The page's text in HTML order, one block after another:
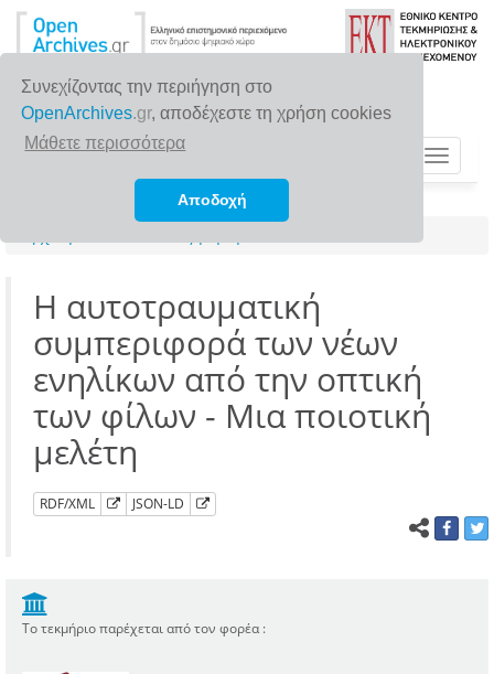
Συνεχίζοντας την περιήγηση στο
OpenArchives.gr, αποδέχεστε τη χρήση cookies
Μάθετε περισσότερα
Αποδοχή
Toggle
Η αυτοτραυματική
συμπεριφορά των νέων
ενηλίκων από την οπτική
των φίλων - Μια ποιοτική
μελέτη
RDF/XML JSON-LD
Το τεκμήριο παρέχεται από τον φορέα :